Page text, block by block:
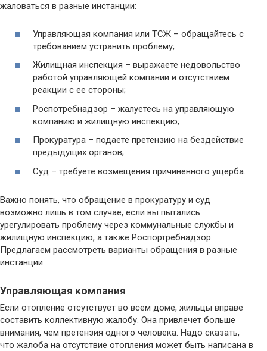
жаловаться в разные инстанции:
Управляющая компания или ТСЖ – обращайтесь с
требованием устранить проблему;
Жилищная инспекция – выражаете недовольство
работой управляющей компании и отсутствием
реакции с ее стороны;
Роспотребнадзор – жалуетесь на управляющую
компанию и жилищную инспекцию;
Прокуратура – подаете претензию на бездействие
предыдущих органов;
Суд – требуете возмещения причиненного ущерба.
Важно понять, что обращение в прокуратуру и суд
возможно лишь в том случае, если вы пытались
урегулировать проблему через коммунальные службы и
жилищную инспекцию, а также Роспортребнадзор.
Предлагаем рассмотреть варианты обращения в разные
инстанции.
Управляющая компания
Если отопление отсутствует во всем доме, жильцы вправе
составить коллективную жалобу. Она привлечет больше
внимания, чем претензия одного человека. Надо сказать,
что жалоба на отсутствие отопления может быть написана в